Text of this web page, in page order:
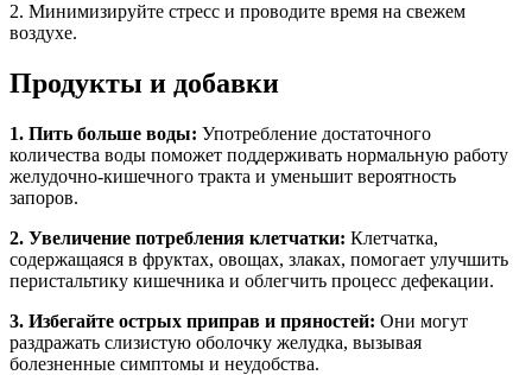
2. Минимизируйте стресс и проводите время на свежем
воздухе.
Продукты и добавки
1. Пить больше воды: Употребление достаточного
количества воды поможет поддерживать нормальную работу
желудочно-кишечного тракта и уменьшит вероятность
запоров.
2. Увеличение потребления клетчатки: Клетчатка,
содержащаяся в фруктах, овощах, злаках, помогает улучшить
перистальтику кишечника и облегчить процесс дефекации.
3. Избегайте острых приправ и пряностей: Они могут
раздражать слизистую оболочку желудка, вызывая
болезненные симптомы и неудобства.